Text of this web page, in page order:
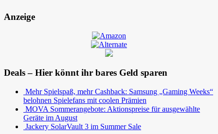
Anzeige
Deals – Hier könnt ihr bares Geld sparen
Mehr Spielspaß, mehr Cashback: Samsung „Gaming Weeks“
belohnen Spielefans mit coolen Prämien
MOVA Sommerangebote: Aktionspreise für ausgewählte
Geräte im August
Jackery SolarVault 3 im Summer Sale